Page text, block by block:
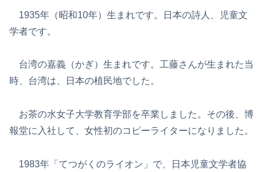
1935年（昭和10年）生まれです。日本の詩人、児童文
学者です。
台湾の嘉義（かぎ）生まれです。工藤さんが生まれた当
時、台湾は、日本の植民地でした。
お茶の水女子大学教育学部を卒業しました。その後、博
報堂に入社して、女性初のコピーライターになりました。
1983年「てつがくのライオン」で、日本児童文学者協